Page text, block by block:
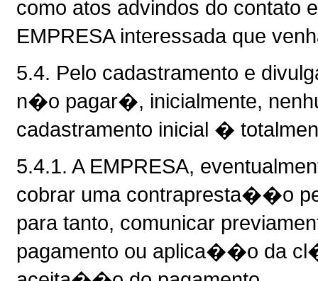
como atos advindos do contato
EMPRESA interessada que
5.4. Pelo cadastramento e
n�o pagar�, inicialmente,
cadastramento inicial �
5.4.1. A EMPRESA,
cobrar uma contrapresta��o
para tanto, comunicar
pagamento ou aplica��o da